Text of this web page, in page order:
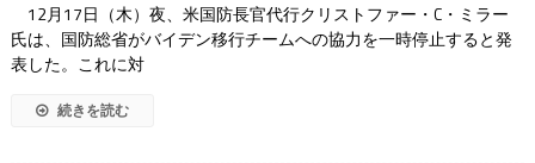
12月17日（木）夜、米国防長官代行クリストファー・C・ミラー
氏は、国防総省がバイデン移行チームへの協力を一時停止すると発
表した。これに対
続きを読む